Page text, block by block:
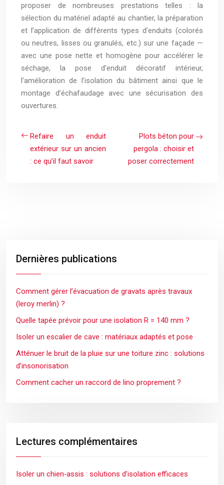
proposer de nombreuses prestations telles : la
sélection du matériel adapté au chantier, la préparation
et l’application de différents types d’enduits (colorés
ou neutres, lisses ou granulés, etc.) sur une façade —
avec une pose nette et homogène pour accélérer le
séchage, la pose d’enduit décoratif intérieur,
l’amélioration de l’isolation du bâtiment ainsi que le
montage d’échafaudage avec une sécurisation des
ouvertures.
Refaire un enduit
extérieur sur un ancien
: ce qu’il faut savoir
Plots béton pour
pergola : choisir et
poser correctement
Dernières publications
Comment gérer l’évacuation de gravats après travaux
(leroy merlin) ?
Quelle tapée prévoir pour une isolation R = 140 mm ?
Isoler un escalier de cave : matériaux adaptés et pose
Atténuer le bruit de la pluie sur une toiture zinc : solutions
d’insonorisation
Comment cacher un raccord de lino proprement ?
Lectures complémentaires
Isoler un chien‑assis : solutions d’isolation efficaces